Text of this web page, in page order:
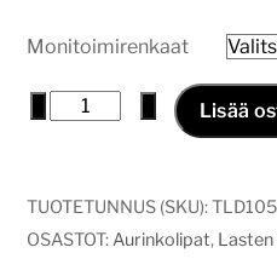
Monitoimirenkaat
Aurinkolippa
määrä
Lisää
TUOTETUNNUS (SKU):
OSASTOT:Aurinkolipat,